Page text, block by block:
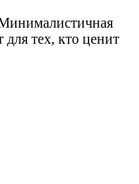
тех, кто ценит